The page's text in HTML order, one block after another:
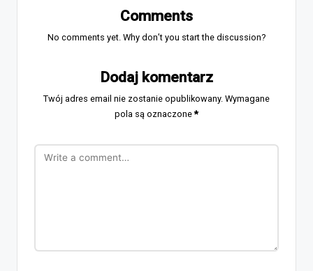
Comments
No comments yet. Why don’t you start the discussion?
Dodaj komentarz
Twój adres email nie zostanie opublikowany. Wymagane
pola są oznaczone*